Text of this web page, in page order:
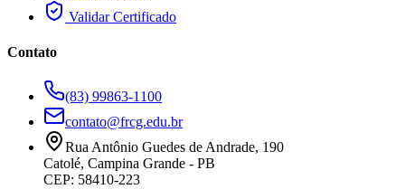
Validar Certificado
Contato
(83) 99863-1100
contato@frcg.edu.br
Rua Antônio Guedes de Andrade, 190
Catolé, Campina Grande - PB
CEP: 58410-223